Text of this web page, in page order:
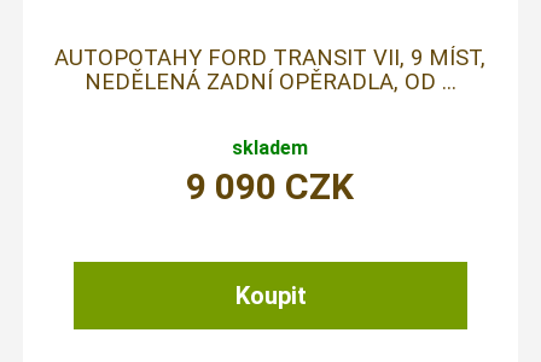
AUTOPOTAHY FORD TRANSIT VII, 9 MÍST,
NEDĚLENÁ ZADNÍ OPĚRADLA, OD ...
skladem
9 090 CZK